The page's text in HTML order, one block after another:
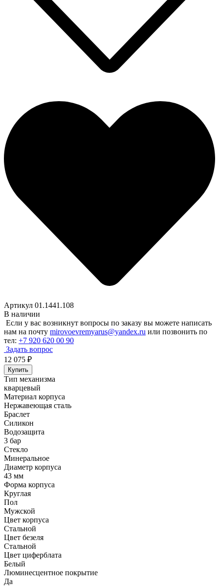
Артикул 01.1441.108
В наличии
Если у вас возникнут вопросы по заказу вы можете написать
нам на почту mirovoevremyarus@yandex.ru или позвонить по
тел: +7 920 620 00 90
Задать вопрос
12 075 ₽
Купить
Тип механизма
кварцевый
Материал корпуса
Нержавеющая сталь
Браслет
Силикон
Водозащита
3 бар
Стекло
Минеральное
Диаметр корпуса
43 мм
Форма корпуса
Круглая
Пол
Мужской
Цвет корпуса
Стальной
Цвет безеля
Стальной
Цвет циферблата
Белый
Люминесцентное покрытие
Да